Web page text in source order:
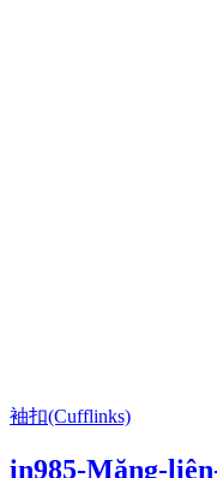
袖扣(Cufflinks)
in985-Măng-